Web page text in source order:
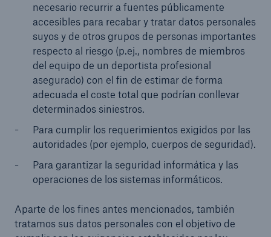
necesario recurrir a fuentes públicamente
accesibles para recabar y tratar datos personales
suyos y de otros grupos de personas importantes
respecto al riesgo (p.ej., nombres de miembros
del equipo de un deportista profesional
asegurado) con el fin de estimar de forma
adecuada el coste total que podrían conllevar
determinados siniestros.
Para cumplir los requerimientos exigidos por las
autoridades (por ejemplo, cuerpos de seguridad).
Para garantizar la seguridad informática y las
operaciones de los sistemas informáticos.
Aparte de los fines antes mencionados, también
tratamos sus datos personales con el objetivo de